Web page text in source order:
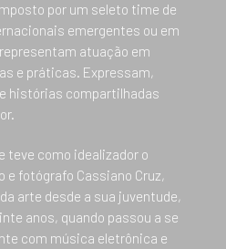
por um seleto time de
emergentes ou em
atuação em
e práticas. Expressam,
histórias compartilhadas
teve como idealizador o
e fotógrafo Cassiano Cruz,
arte desde a sua juventude,
anos, quando passou a se
com música eletrônica e